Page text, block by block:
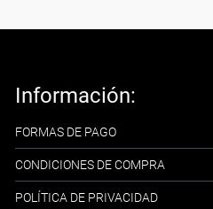
Información:
FORMAS DE PAGO
CONDICIONES DE COMPRA
POLÍTICA DE PRIVACIDAD